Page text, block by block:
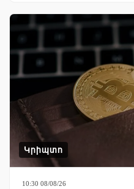
Կրիպտո
10:30 08/08/26